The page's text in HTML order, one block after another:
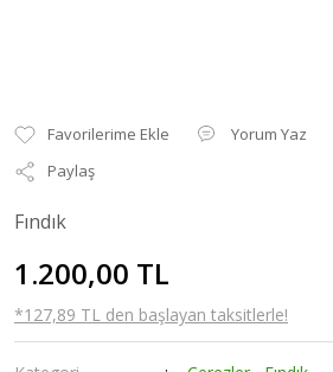
Yorum Yaz
Paylaş
Fındık
1.200,00 TL
*127,89 TL den başlayan taksitlerle!